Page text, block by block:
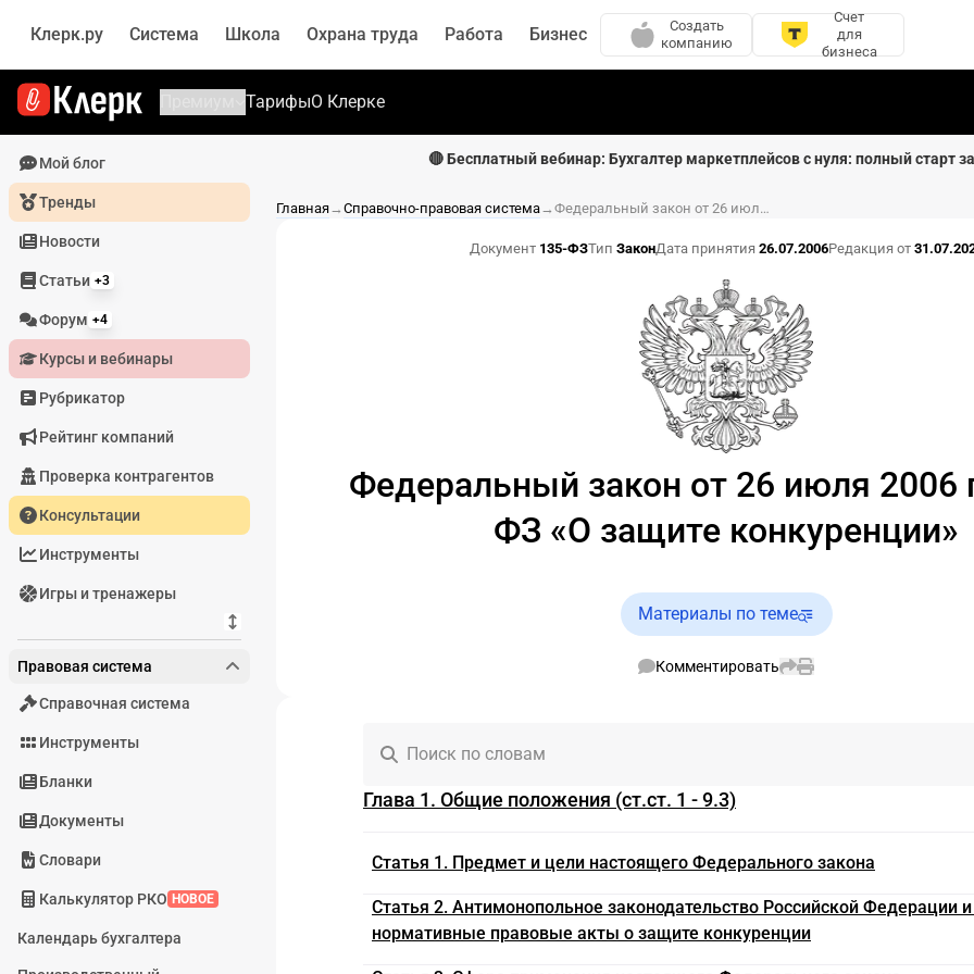
Клерк.ру Система Школа Охрана труда Работа Бизнес
Создать
компанию
Счет
для
бизнеса
ТарифыО Клерке
Мой блог
Тренды
Новости
Статьи +3
Форум +4
Курсы и вебинары
Рубрикатор
Рейтинг компаний
Проверка контрагентов
Консультации
Инструменты
Игры и тренажеры
Правовая система
Справочная система
Инструменты
Бланки
Документы
Словари
Калькулятор РКО НОВОЕ
Календарь бухгалтера
🔴 Бесплатный вебинар: Бухгалтер маркетплейсов с нуля: полный старт
Главная→ Справочно-правовая система→ Федеральный закон от 26 июля 2006 г. N 135-ФЗ «О защите конкуренции»
Документ 135-ФЗТип ЗаконДата принятия 26.07.2006Редакция от
Федеральный закон от 26 июля 2006
ФЗ «О защите конкуренции»
Материалы по теме
Комментировать
Поиск по словам
Глава 1. Общие положения (ст.ст. 1 - 9.3)
Статья 1. Предмет и цели настоящего Федерального закона
Статья 2. Антимонопольное законодательство Российской Федерации
нормативные правовые акты о защите конкуренции